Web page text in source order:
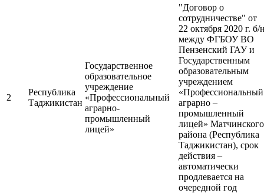
2
Республика
Таджикистан
Государственное
образовательное
учреждение
«Профессиональный
аграрно-
промышленный
лицей»
"Договор о
сотрудничестве" от
22 октября 2020 г. б/
между ФГБОУ ВО
Пензенский ГАУ и
Государственным
образовательным
учреждением
«Профессиональный
аграрно –
промышленный
лицей» Матчинского
района (Республика
Таджикистан), срок
действия –
автоматически
продлевается на
очередной год